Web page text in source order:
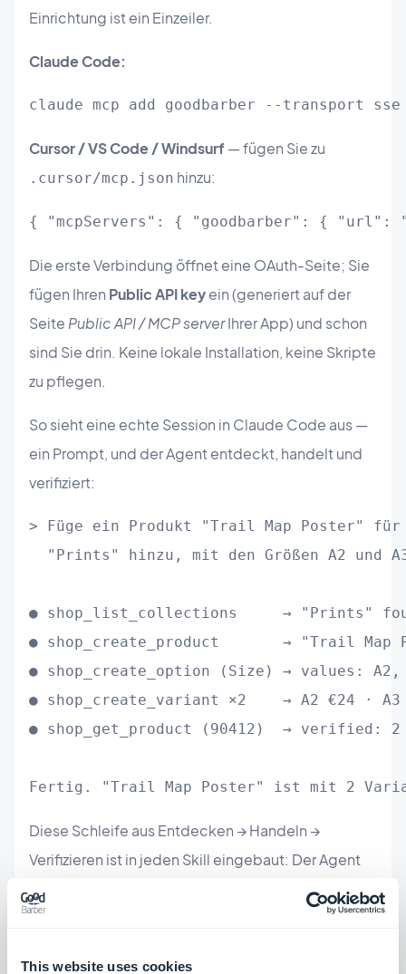
This website uses cookies
Einrichtung ist ein Einzeiler.
Claude Code:
claude mcp add goodbarber --transport
Cursor / VS Code / Windsurf — fügen Sie zu
.cursor/mcp.json hinzu:
{ "mcpServers": { "goodbarber": { "url":
Die erste Verbindung öffnet eine OAuth-Seite; Sie
fügen Ihren Public API keyein (generiert auf der
Seite Public API / MCP serverIhrer App) und schon
sind Sie drin. Keine lokale Installation, keine Skripte
zu pflegen.
So sieht eine echte Session in Claude Code aus —
ein Prompt, und der Agent entdeckt, handelt und
verifiziert:
> Füge ein Produkt "Trail Map Poster"
"Prints" hinzu, mit den Größen A2 und
● shop_list_collections     → "Prints"
● shop_create_product       → "Trail Map
● shop_create_option (Size) → values: A2,
● shop_create_variant ×2    → A2 €24 · A3
● shop_get_product (90412)  → verified:
Fertig. "Trail Map Poster" ist mit 2
Diese Schleife aus Entdecken → Handeln →
Verifizieren ist in jeden Skill eingebaut: Der Agent
löst zuerst die echten IDs auf, nimmt die Änderung
vor und liest sie dann zur Bestätigung zurück.